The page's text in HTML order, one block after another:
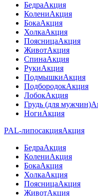
БедраАкция
КолениАкция
БокаАкция
ХолкаАкция
ПоясницаАкция
ЖивотАкция
СпинаАкция
РукиАкция
ПодмышкиАкция
ПодбородокАкция
ЛобокАкция
Грудь (для мужчин)
НогиАкция
PAL-липосакцияАкция
БедраАкция
КолениАкция
БокаАкция
ХолкаАкция
ПоясницаАкция
ЖивотАкция